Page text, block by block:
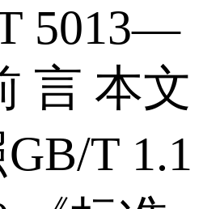
5013—
言 本文
T 1.1